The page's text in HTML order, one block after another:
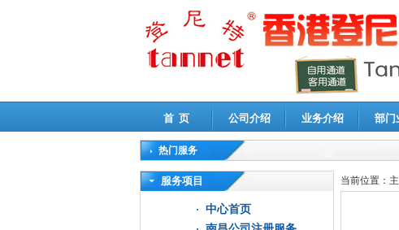
首 页 公司介绍 业务介绍 部门
热门服务
高新技术企业认定审计|企业所得税汇算清缴申报鉴证
服务项目
中心首页
当前位置：